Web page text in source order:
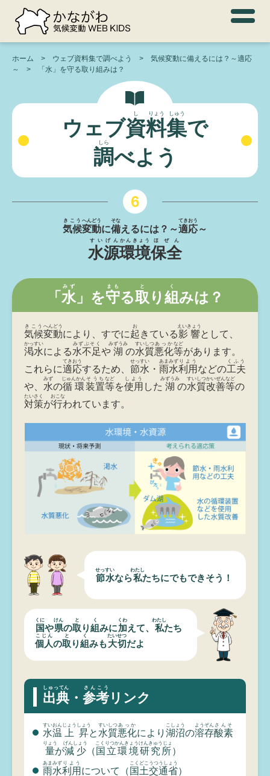
ホーム ウェブ資料集で調べよう
気候変動に備えるには？～適応
～
「水」を守る取り組みは？
ウェブ資
し
料
りょう
集
しゅう
で
調
しら
べよう
6
気候
きこう
変動
へんどう
に備
そな
えるには？～適応
てきおう
～
水源
すいげん
環境
かんきょう
保全
ほぜん
「 水
みず
」を守
まも
る取
と
り 組
く
みは？
気候
きこう
変動
へんどう
により、すでに起
お
きている影響
えいきょう
として、
渇水
かっすい
による水不足
みずぶそく
や 湖
みずうみ
の水質
すいしつ
悪化
あっか
等
など
があります。
これらに適応
てきおう
するため、 節水
せっすい
・ 雨水
あまみず
利用
りよう
などの工夫
くふう
や、 水
みず
の循環
じゅんかん
装置
そうち
等
など
を使用
しよう
した 湖
みずうみ
の水質
すいしつ
改善
かいぜん
等
など
の
対策
たいさく
が行
おこな
われています。
節水
せっすい
なら私
わたし
たちにでもできそう！
国
くに
や県
けん
の取
と
り組
く
みに加
くわ
えて、 私
わたし
たち
個人
こじん
の取
と
り組
く
みも大切
たいせつ
だよ
出典
しゅってん
・ 参考
さんこう
リンク
水温
すいおん
上昇
じょうしょう
と 水質
すいしつ
悪化
あっか
により 湖沼
こしょう
の溶存
ようぞん
酸素
さんそ
量
りょう
が減少
げんしょう
（ 国立環境研究所
こくりつかんきょうけんきゅうじょ
）
雨水
あまみず
利用
りよう
について（ 国土交通省
こくどこうつうしょう
）